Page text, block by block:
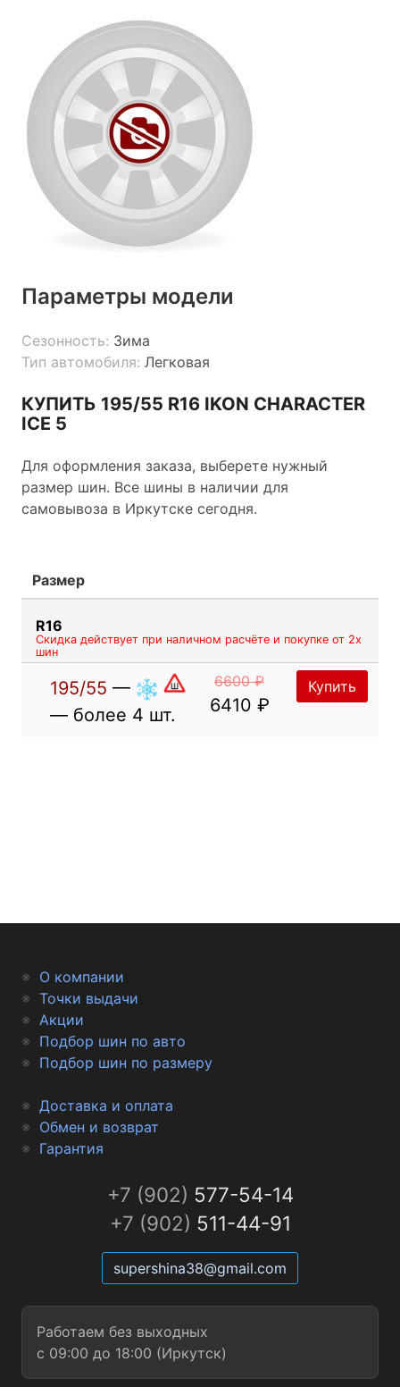
Параметры модели
Сезонность: Зима
Тип автомобиля: Легковая
КУПИТЬ 195/55 R16 IKON CHARACTER
ICE 5
Для оформления заказа, выберете нужный
размер шин. Все шины в наличии для
самовывоза в Иркутске сегодня.
Размер
R16
Скидка действует при наличном расчёте и покупке от 2х
шин
195/55 —
— более 4 шт.
6600 ₽
6410 ₽
Купить
О компании
Точки выдачи
Акции
Подбор шин по авто
Подбор шин по размеру
Доставка и оплата
Обмен и возврат
Гарантия
+7 (902) 577-54-14
+7 (902) 511-44-91
supershina38@gmail.com
Работаем без выходных
с 09:00 до 18:00 (Иркутск)